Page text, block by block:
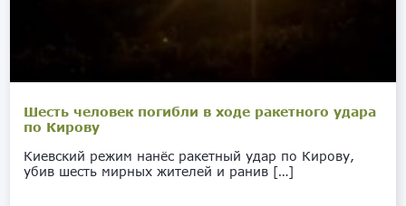
Шесть человек погибли в ходе ракетного удара
по Кирову
Киевский режим нанёс ракетный удар по Кирову,
убив шесть мирных жителей и ранив […]